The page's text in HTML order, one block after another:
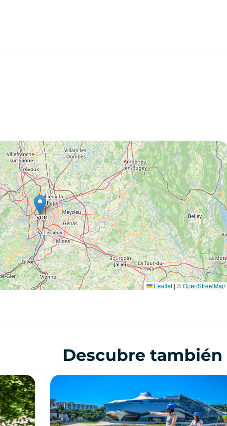
Leaflet | ©OpenStreetMap
Descubre también